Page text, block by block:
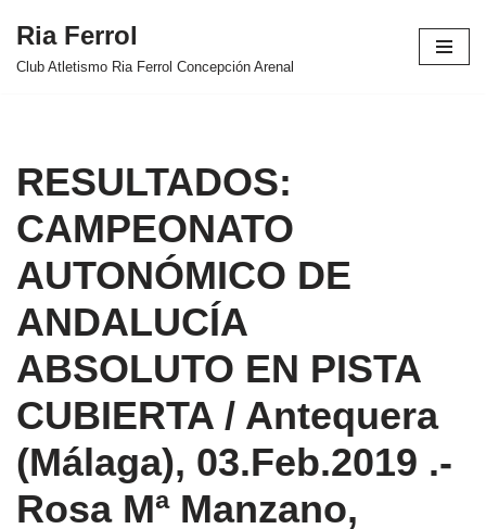
Saltar
Ria Ferrol
Club Atletismo Ria Ferrol Concepción Arenal
RESULTADOS:
CAMPEONATO
AUTONÓMICO DE
ANDALUCÍA
ABSOLUTO EN PISTA
CUBIERTA / Antequera
(Málaga), 03.Feb.2019 .-
Rosa Mª Manzano,